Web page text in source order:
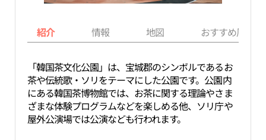
紹介 情報 地図 おすすめ周辺
「韓国茶文化公園」は、宝城郡のシンボルであるお
茶や伝統歌・ソリをテーマにした公園です。公園内
にある韓国茶博物館では、お茶に関する理論やさま
ざまな体験プログラムなどを楽しめる他、ソリ庁や
屋外公演場では公演なども行われます。